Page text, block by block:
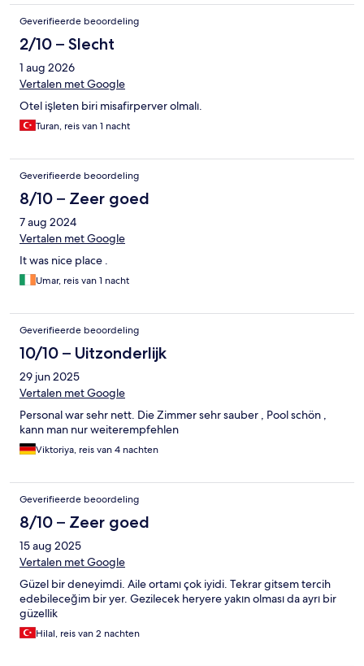
Geverifieerde beoordeling
2/10 – Slecht
1 aug 2026
Vertalen met Google
Otel işleten biri misafirperver olmalı.
Turan, reis van 1 nacht
Geverifieerde beoordeling
8/10 – Zeer goed
7 aug 2024
Vertalen met Google
It was nice place .
Umar, reis van 1 nacht
Geverifieerde beoordeling
10/10 – Uitzonderlijk
29 jun 2025
Vertalen met Google
Personal war sehr nett. Die Zimmer sehr sauber , Pool schön ,
kann man nur weiterempfehlen
Viktoriya, reis van 4 nachten
Geverifieerde beoordeling
8/10 – Zeer goed
15 aug 2025
Vertalen met Google
Güzel bir deneyimdi. Aile ortamı çok iyidi. Tekrar gitsem tercih
edebileceğim bir yer. Gezilecek heryere yakın olması da ayrı bir
güzellik
Hilal, reis van 2 nachten